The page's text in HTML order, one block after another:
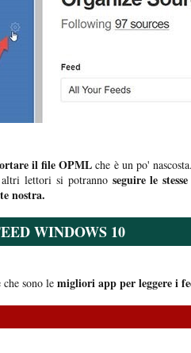
il file OPML che è un po'
lettori si potranno seguire le
nostra.
WINDOWS 10
sono le migliori app per leggere i